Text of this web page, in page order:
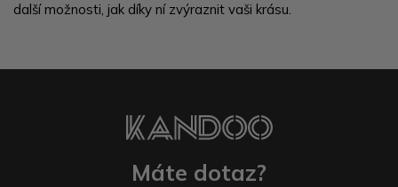
další možnosti, jak díky ní zvýraznit vaši krásu.
Máte dotaz?